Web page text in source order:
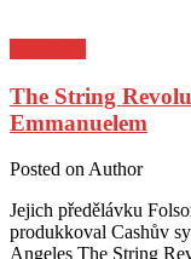
The String
Emmanuelem
Posted on Author
Jejich předělávku
produkkoval Cashův
Angeles The String